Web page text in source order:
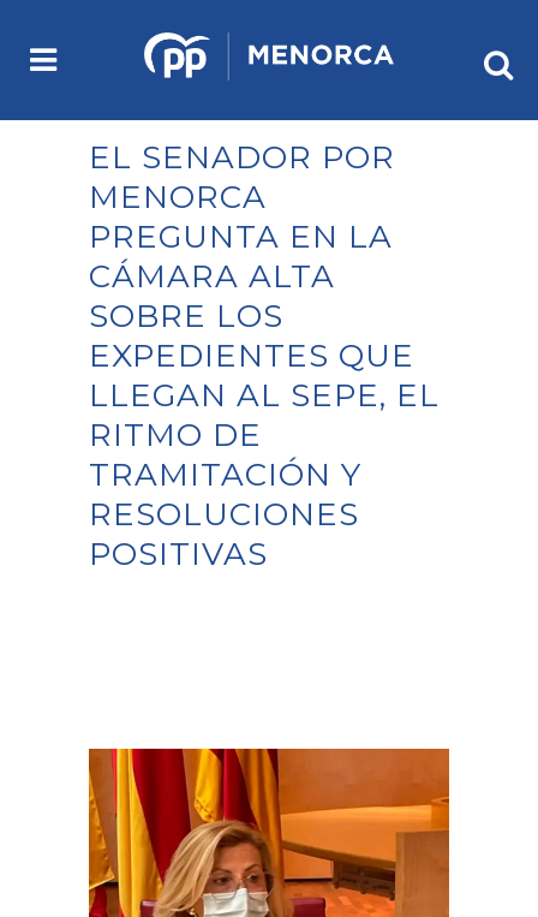
EL SENADOR POR
MENORCA
PREGUNTA EN LA
CÁMARA ALTA
SOBRE LOS
EXPEDIENTES QUE
LLEGAN AL SEPE, EL
RITMO DE
TRAMITACIÓN Y
RESOLUCIONES
POSITIVAS